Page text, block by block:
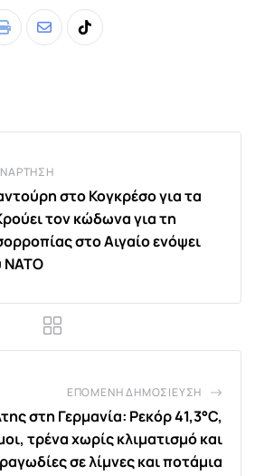
Print
ShareTiktok
στο Κογκρέσο για τα
τον κώδωνα για τη
στο Αιγαίο ενόψει
ΝΑΤΟ
ΕΠΌΜΕΝΗ ΔΗΜΟΣΊΕΥΣΗ
στη Γερμανία: Ρεκόρ 41,3°C,
τρένα χωρίς κλιματισμό και
σε λίμνες και ποτάμια